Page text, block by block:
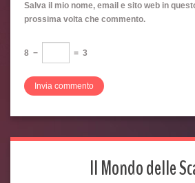
Salva il mio nome, email e sito web in
prossima volta che commento.
8 − = 3
Il Mondo delle